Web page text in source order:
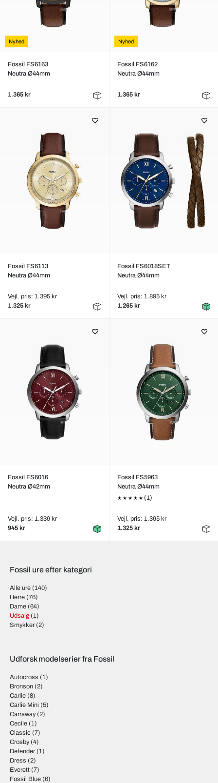
Nyhed
Fossil FS6163
Neutra Ø44mm
1.365 kr
Nyhed
Fossil FS6162
Neutra Ø44mm
1.365 kr
Fossil FS6113
Neutra Ø44mm
Vejl. pris: 1.395 kr
1.325 kr
Fossil FS6018SET
Neutra Ø44mm
Vejl. pris: 1.895 kr
1.265 kr
Fossil FS6016
Neutra Ø42mm
Vejl. pris: 1.339 kr
945 kr
Fossil FS5963
Neutra Ø44mm
(1)
Vejl. pris: 1.395 kr
1.325 kr
Fossil ure efter kategori
Alle ure (140)
Herre (76)
Dame (64)
Udsalg (1)
Smykker (2)
Udforsk modelserier fra Fossil
Autocross (1)
Bronson (2)
Carlie (8)
Carlie Mini (5)
Carraway(2)
Cecile (1)
Classic (7)
Crosby(4)
Defender (1)
Dress (2)
Everett (7)
Fossil Blue (6)